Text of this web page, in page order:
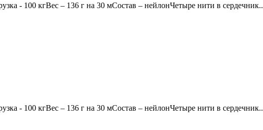
- 100 кгВес – 136 г на 30 мСостав – нейлонЧетыре нити в сердечник..
- 100 кгВес – 136 г на 30 мСостав – нейлонЧетыре нити в сердечник..